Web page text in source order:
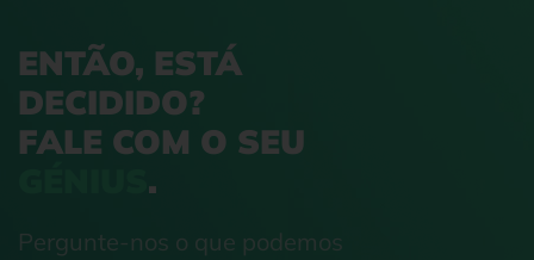
ENTÃO, ESTÁ
DECIDIDO?
FALE COM O SEU
.
Pergunte-nos o que podemos